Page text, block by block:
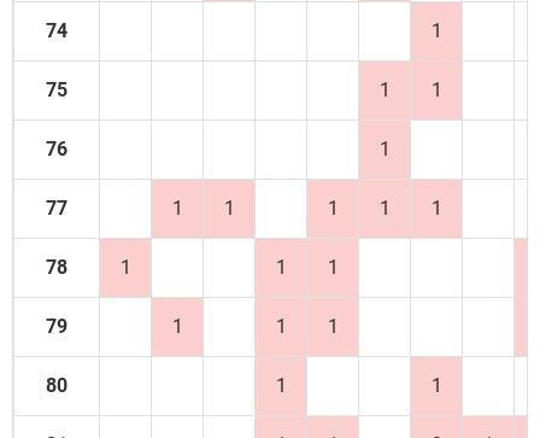
74 1
75 1 1
76 1
77 1 1 1 1 1
78 1 1 1
79 1 1 1
80 1 1